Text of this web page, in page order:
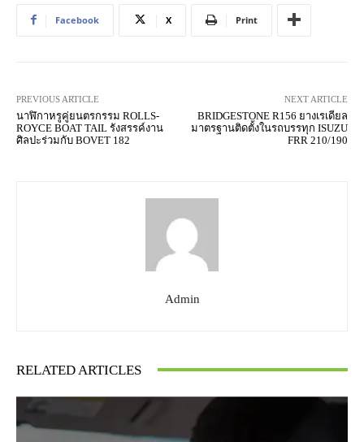
Facebook X Print
PREVIOUS ARTICLE
นาฬิกาหรูคู่ยนตรกรรม ROLLS-
ROYCE BOAT TAIL รังสรรค์งาน
ศิลปะร่วมกับ BOVET 182
NEXT ARTICLE
BRIDGESTONE R156 ยางเรเดียล
มาตรฐานติดตั้งในรถบรรทุก ISUZU
FRR 210/190
Admin
RELATED ARTICLES